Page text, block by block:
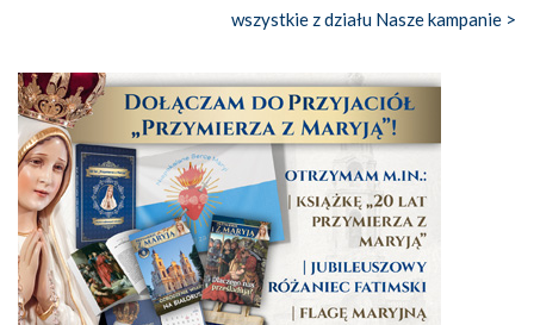
wszystkie z działu Nasze kampanie >